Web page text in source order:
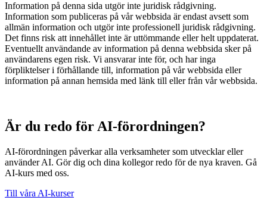
Information på denna sida utgör inte juridisk rådgivning.
Information som publiceras på vår webbsida är endast avsett som
allmän information och utgör inte professionell juridisk rådgivning.
Det finns risk att innehållet inte är uttömmande eller helt uppdaterat.
Eventuellt användande av information på denna webbsida sker på
användarens egen risk. Vi ansvarar inte för, och har inga
förpliktelser i förhållande till, information på vår webbsida eller
information på annan hemsida med länk till eller från vår webbsida.
Är du redo för AI-förordningen?
AI-förordningen påverkar alla verksamheter som utvecklar eller
använder AI. Gör dig och dina kollegor redo för de nya kraven. Gå
AI-kurs med oss.
Till våra AI-kurser